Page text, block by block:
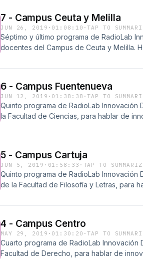
7 - Campus Ceuta y Melilla
JUN 26, 2019 · 01:08:10 ·TAP TO
Séptimo y último programa de RadioLab
docentes del Campus de Ceuta y Melilla.
6 - Campus Fuentenueva
JUN 12, 2019 · 01:38:38 ·TAP TO
Quinto programa de RadioLab
la Facultad de Ciencias, para hablar de
de Ingeniería de Caminos, Canales y
de innovación docente de Susana
José Manuel Poyatos y Arturo Quirantes.
5 - Campus Cartuja
JUN 5, 2019 · 01:58:33 · TAP TO
Quinto programa de RadioLab Innovación
de la Facultad de Filosofía y Letras, para
Empresariales, María Victoria Pérez.
innovación docente de Isaac Pérez, Ana
Sanabria. Presentado por Javier Cantón.
4 - Campus Centro
MAY 29, 2019 · 01:30:20 ·TAP TO
Cuarto programa de RadioLab
Facultad de Derecho, para hablar de